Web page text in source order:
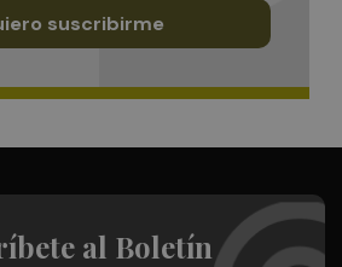
suscribirme
al Boletín